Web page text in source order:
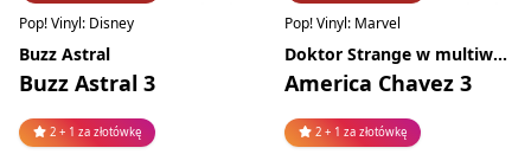
Pop! Vinyl: Disney
Buzz Astral
Buzz Astral 3
2 + 1 za złotówkę
Pop! Vinyl: Marvel
Doktor Strange w multiwersum obłędu
America Chavez 3
2 + 1 za złotówkę